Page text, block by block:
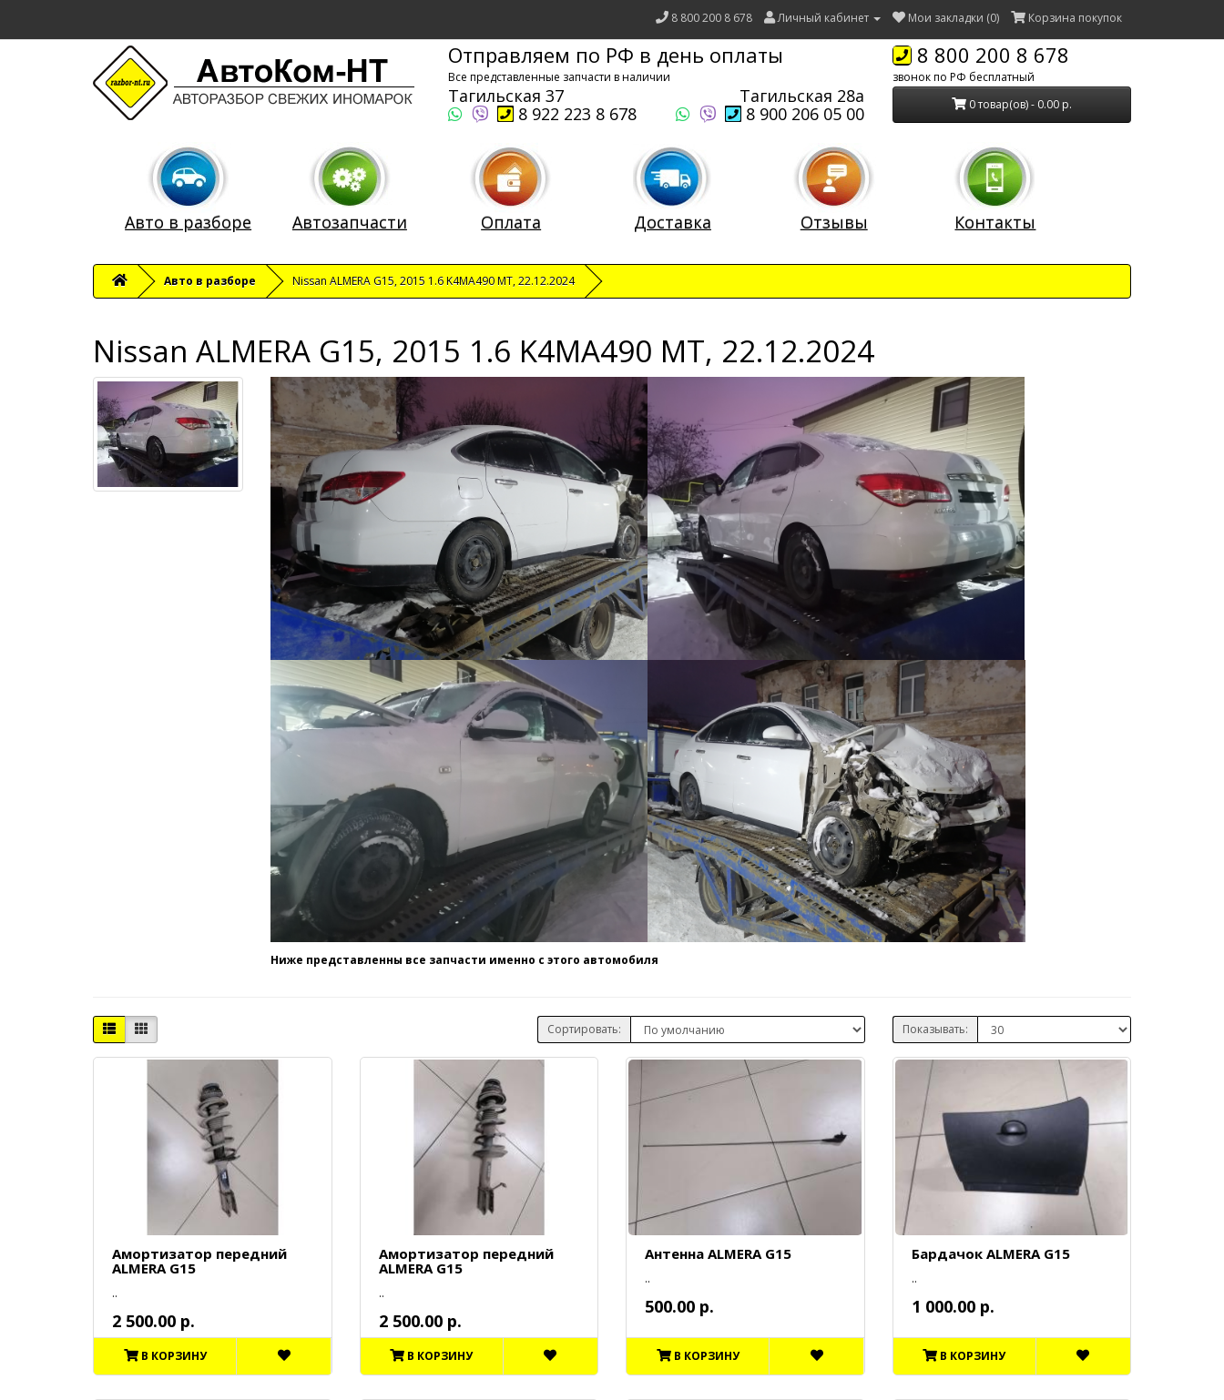
8 800 200 8 678 Личный кабинет Мои закладки (0) Корзина покупок
Отправляем по РФ в день оплаты
Все представленные запчасти в наличии
Тагильская 37
Тагильская 28а
8 922 223 8 678
8 900 206 05 00
8 800 200 8 678
звонок по РФ бесплатный
0 товар(ов) - 0.00 р.
Авто в разборе Автозапчасти Оплата Доставка Отзывы Контакты
Авто в разборе Nissan ALMERA G15, 2015 1.6 K4MA490 MT, 22.12.2024
Nissan ALMERA G15, 2015 1.6 K4MA490 MT, 22.12.2024
Ниже представленны все запчасти именно с этого автомобиля
Сортировать: Показывать:
Амортизатор передний
ALMERA G15
..
2 500.00 р.
В КОРЗИНУ
Амортизатор передний
ALMERA G15
..
2 500.00 р.
В КОРЗИНУ
Антенна ALMERA G15
..
500.00 р.
В КОРЗИНУ
Бардачок ALMERA G15
..
1 000.00 р.
В КОРЗИНУ